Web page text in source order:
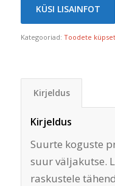
KÜSI LISAINFOT
Kategooriad: Toodete
Kirjeldus
Kirjeldus
Suurte koguste
suur väljakutse.
raskustele